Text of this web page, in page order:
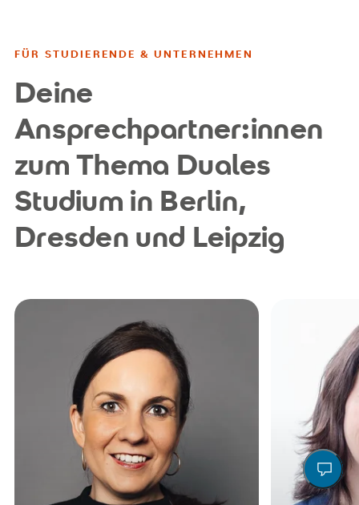
FÜR STUDIERENDE & UNTERNEHMEN
Deine
Ansprechpartner:innen
zum Thema Duales
Studium in Berlin,
Dresden und Leipzig
Janine.Graf@srh.de
+49 351 407617 59